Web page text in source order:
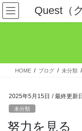
コ
ン
テ
ス
ナ
ビ
ゲ
ン
Quest（
HOME ブログ 未分類
2025年5月15日 / 最終更新
未分類
努力を見る